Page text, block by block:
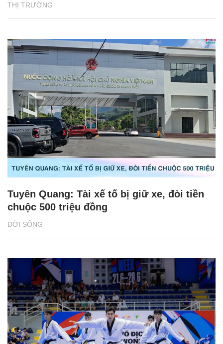
THỊ TRƯỜNG
ĐỜI SỐNG
Tuyên Quang: Tài xế tố bị giữ xe, đòi tiền
chuộc 500 triệu đồng